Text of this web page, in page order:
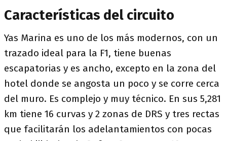
Características del circuito
Yas Marina es uno de los más modernos, con un
trazado ideal para la F1, tiene buenas
escapatorias y es ancho, excepto en la zona del
hotel donde se angosta un poco y se corre cerca
del muro. Es complejo y muy técnico. En sus 5,281
km tiene 16 curvas y 2 zonas de DRS y tres rectas
que facilitarán los adelantamientos con pocas